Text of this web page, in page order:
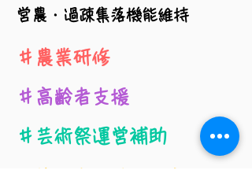
​営農・過疎集落機能維持
＃農業研修
＃高齢者支援
​＃芸術祭運営補助